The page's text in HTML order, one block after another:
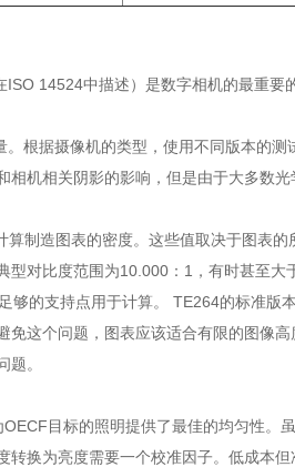
ISO 14524中描述）是数字相机的最重
。根据摄像机的类型，使用不同版本的
相机相关阴影的影响，但是由于大多数
算制造图表的密度。这些值取决于图表
型对比度范围为10.000：1，有时甚至
够的支持点用于计算。 TE264的标准
免这个问题，图表应该适合有限的图像
题。
目标的照明提供了最佳的均匀性。
转换为亮度需要一个校准因子。低成本